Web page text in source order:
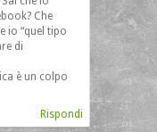
Che
io “quel tipo
di
è un colpo
Rispondi